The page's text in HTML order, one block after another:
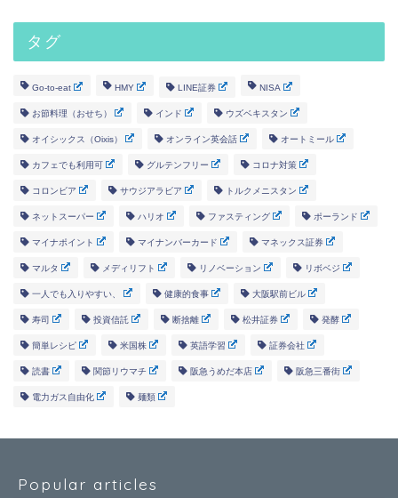
タグ
Go-to-eat HMY LINE証券 NISA
お節料理（おせち） インド ウズベキスタン
オイシックス（Oixis） オンライン英会話 オートミール
カフェでも利用可 グルテンフリー コロナ対策
コロンビア サウジアラビア トルクメニスタン
ネットスーパー ハリオ ファスティング ポーランド
マイナポイント マイナンバーカード マネックス証券
マルタ メディリフト リノベーション リボベジ
一人でも入りやすい、 健康的食事 大阪駅前ビル
寿司 投資信託 断捨離 松井証券 発酵
簡単レシピ 米国株 英語学習 証券会社
読書 関節リウマチ 阪急うめだ本店 阪急三番街
電力ガス自由化 麺類
Popular articles